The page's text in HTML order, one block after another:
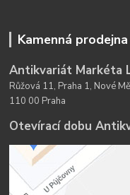
Kamenná prodejna
Antikvariát Markéta
Růžová 11, Praha 1, Nové
110 00 Praha
Otevírací dobu